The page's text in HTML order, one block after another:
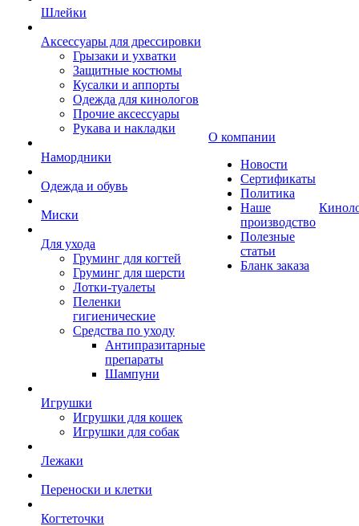
Шлейки
Аксессуары для дрессировки
Грызаки и ухватки
Защитные костюмы
Кусалки и аппорты
Одежда для кинологов
Прочие аксессуары
Рукава и накладки
Намордники
Одежда и обувь
Миски
Для ухода
Груминг для когтей
Груминг для шерсти
Лотки-туалеты
Пеленки
гигиенические
Средства по уходу
Антипразитарные
препараты
Шампуни
Игрушки
Игрушки для кошек
Игрушки для собак
Лежаки
Переноски и клетки
Когтеточки
О компании
Новости
Сертификаты
Политика
Наше
производство
Полезные
статьи
Бланк заказа